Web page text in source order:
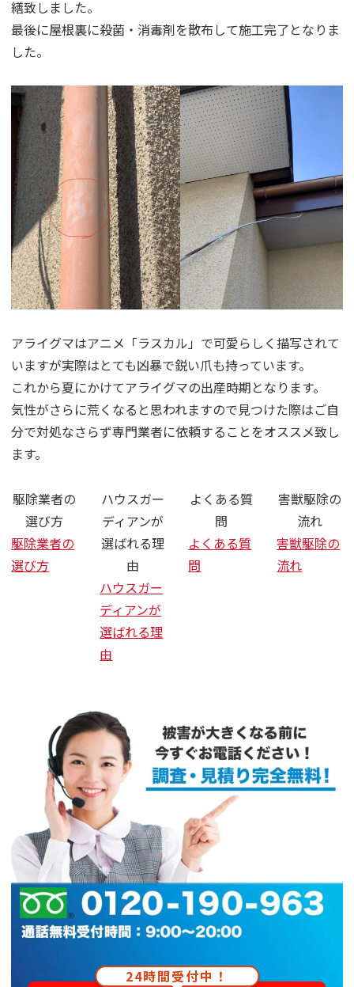
繕致しました。
最後に屋根裏に殺菌・消毒剤を散布して施工完了となりま
した。
アライグマはアニメ「ラスカル」で可愛らしく描写されて
いますが実際はとても凶暴で鋭い爪も持っています。
これから夏にかけてアライグマの出産時期となります。
気性がさらに荒くなると思われますので見つけた際はご自
分で対処なさらず専門業者に依頼することをオススメ致し
ます。
駆除業者の
選び方
駆除業者の
選び方
ハウスガー
ディアンが
選ばれる理
由
ハウスガー
ディアンが
選ばれる理
由
よくある質
問
よくある質
問
害獣駆除の
流れ
害獣駆除の
流れ
24時間受付中！